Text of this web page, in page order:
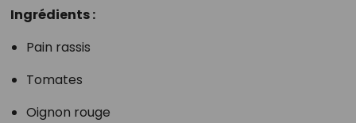
Ingrédients :
Pain rassis
Tomates
Oignon rouge